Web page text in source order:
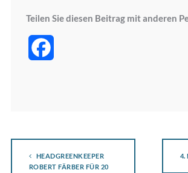
Teilen Sie diesen Beitrag mit anderen
HEADGREENKEEPER
ROBERT FÄRBER FÜR 20
4.